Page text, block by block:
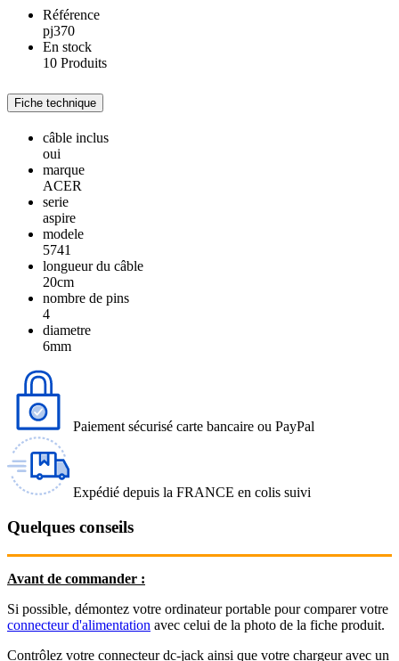
Référence
pj370
En stock
10 Produits
Fiche technique
câble inclus
oui
marque
ACER
serie
aspire
modele
5741
longueur du câble
20cm
nombre de pins
4
diametre
6mm
Paiement sécurisé carte bancaire ou PayPal
Expédié depuis la FRANCE en colis suivi
Quelques conseils
Avant de commander :
Si possible, démontez votre ordinateur portable pour comparer votre
connecteur d'alimentation avec celui de la photo de la fiche produit.
Contrôlez votre connecteur dc-jack ainsi que votre chargeur avec un